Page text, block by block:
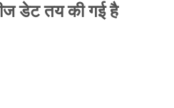
डेट तय की गई है